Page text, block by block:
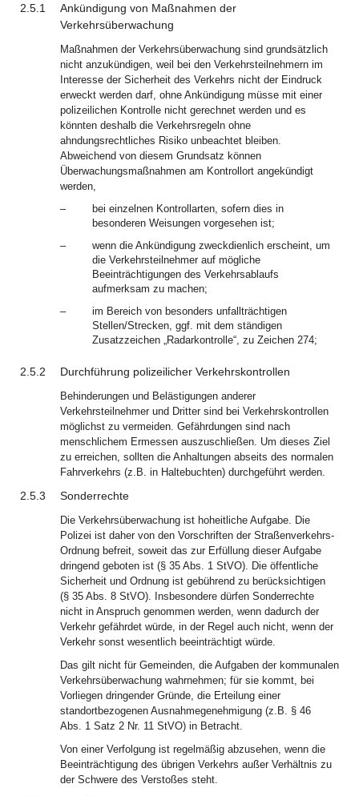
2.5.1
Ankündigung von Maßnahmen der
Verkehrsüberwachung
Maßnahmen der Verkehrsüberwachung sind grundsätzlich
nicht anzukündigen, weil bei den Verkehrsteilnehmern im
Interesse der Sicherheit des Verkehrs nicht der Eindruck
erweckt werden darf, ohne Ankündigung müsse mit einer
polizeilichen Kontrolle nicht gerechnet werden und es
könnten deshalb die Verkehrsregeln ohne
ahndungsrechtliches Risiko unbeachtet bleiben.
Abweichend von diesem Grundsatz können
Überwachungsmaßnahmen am Kontrollort angekündigt
werden,
–
bei einzelnen Kontrollarten, sofern dies in
besonderen Weisungen vorgesehen ist;
–
wenn die Ankündigung zweckdienlich erscheint, um
die Verkehrsteilnehmer auf mögliche
Beeinträchtigungen des Verkehrsablaufs
aufmerksam zu machen;
–
im Bereich von besonders unfallträchtigen
Stellen/Strecken, ggf. mit dem ständigen
Zusatzzeichen „Radarkontrolle“, zu Zeichen 274;
2.5.2 Durchführung polizeilicher Verkehrskontrollen
Behinderungen und Belästigungen anderer
Verkehrsteilnehmer und Dritter sind bei Verkehrskontrollen
möglichst zu vermeiden. Gefährdungen sind nach
menschlichem Ermessen auszuschließen. Um dieses Ziel
zu erreichen, sollten die Anhaltungen abseits des normalen
Fahrverkehrs (z.B. in Haltebuchten) durchgeführt werden.
2.5.3 Sonderrechte
Die Verkehrsüberwachung ist hoheitliche Aufgabe. Die
Polizei ist daher von den Vorschriften der Straßenverkehrs-
Ordnung befreit, soweit das zur Erfüllung dieser Aufgabe
dringend geboten ist (§ 35 Abs. 1 StVO). Die öffentliche
Sicherheit und Ordnung ist gebührend zu berücksichtigen
(§ 35 Abs. 8 StVO). Insbesondere dürfen Sonderrechte
nicht in Anspruch genommen werden, wenn dadurch der
Verkehr gefährdet würde, in der Regel auch nicht, wenn der
Verkehr sonst wesentlich beeinträchtigt würde.
Das gilt nicht für Gemeinden, die Aufgaben der kommunalen
Verkehrsüberwachung wahrnehmen; für sie kommt, bei
Vorliegen dringender Gründe, die Erteilung einer
standortbezogenen Ausnahmegenehmigung (z.B. § 46
Abs. 1 Satz 2 Nr. 11 StVO) in Betracht.
Von einer Verfolgung ist regelmäßig abzusehen, wenn die
Beeinträchtigung des übrigen Verkehrs außer Verhältnis zu
der Schwere des Verstoßes steht.